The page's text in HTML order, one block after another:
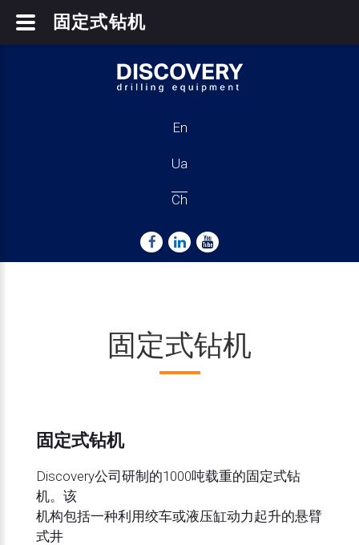
En
Ua
Ch
固定式钻机
固定式钻机
Discovery公司研制的1000吨载重的固定式钻
机。该
机构包括一种利用绞车或液压缸动力起升的悬臂
式井
固定式钻机